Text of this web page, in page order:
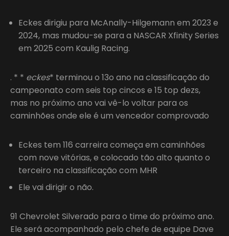
Eckes dirigiu para McAnally-Hilgemann em 2023 e
2024, mas mudou-se para a NASCAR Xfinity Series
em 2025 com Kaulig Racing.
. * * eckes* terminou o 13o ano na classificação do
campeonato com seis top cincos e 15 top dezs,
mas no próximo ano vai vê-lo voltar para os
caminhões onde ele é um vencedor comprovado
Eckes tem 116 carreira começa em caminhões
com nove vitórias, e colocado tão alto quanto o
terceiro na classificação com MHR
Ele vai dirigir o não.
91 Chevrolet Silverado para o time do próximo ano.
Ele será acompanhado pelo chefe de equipe Dave